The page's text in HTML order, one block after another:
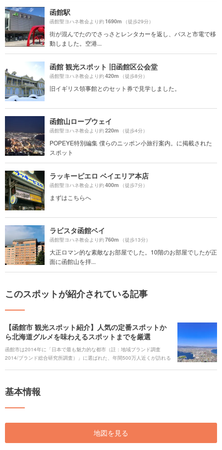
函館駅
函館聖ヨハネ教会より約1690m （徒歩29分）
街が混んでたのでさっさとレンタカーを返し、バスと市電で移
動しました。空港...
函館 観光スポット 旧函館区公会堂
函館聖ヨハネ教会より約420m （徒歩8分）
旧イギリス領事館とのセット券で見学しました。
函館山ロープウェイ
函館聖ヨハネ教会より約220m （徒歩4分）
POPEYE特別編集 僕らのニッポン小旅行案内。に掲載された
スポット
ラッキーピエロ ベイエリア本店
函館聖ヨハネ教会より約400m （徒歩7分）
まずはこちらへ
ラビスタ函館ベイ
函館聖ヨハネ教会より約760m （徒歩13分）
大正ロマン的な素敵なお部屋でした。10階のお部屋でしたが正
面に函館山を拝...
このスポットが紹介されている記事
【函館市 観光スポット紹介】人気の定番スポットか
ら北海道グルメを味わえるスポットまでを厳選
函館市は2014年に「日本で最も魅力的な都市（註：地域ブランド調査
2014/ブランド総合研究所調査）」に選ばれた、年間500万人近くが訪れる
基本情報
地図を見る